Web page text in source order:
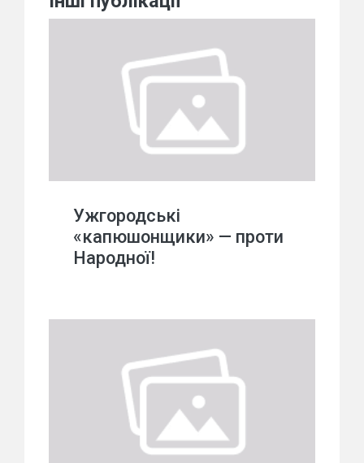
Ужгородські
«капюшонщики» — проти
Народної!